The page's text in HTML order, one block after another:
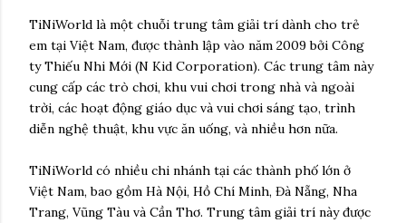
TiNiWorld là một chuỗi trung tâm giải trí dành cho trẻ
em tại Việt Nam, được thành lập vào năm 2009 bởi Công
ty Thiếu Nhi Mới (N Kid Corporation). Các trung tâm này
cung cấp các trò chơi, khu vui chơi trong nhà và ngoài
trời, các hoạt động giáo dục và vui chơi sáng tạo, trình
diễn nghệ thuật, khu vực ăn uống, và nhiều hơn nữa.
TiNiWorld có nhiều chi nhánh tại các thành phố lớn ở
Việt Nam, bao gồm Hà Nội, Hồ Chí Minh, Đà Nẵng, Nha
Trang, Vũng Tàu và Cần Thơ. Trung tâm giải trí này được